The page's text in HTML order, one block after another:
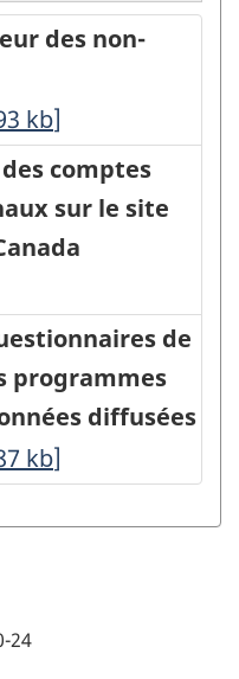
des non-
kb]
comptes
sur le site
de
programmes
diffusées
kb]
24